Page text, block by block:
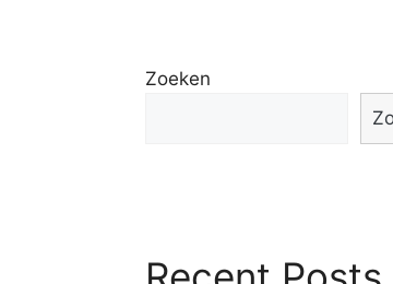
Zoeken